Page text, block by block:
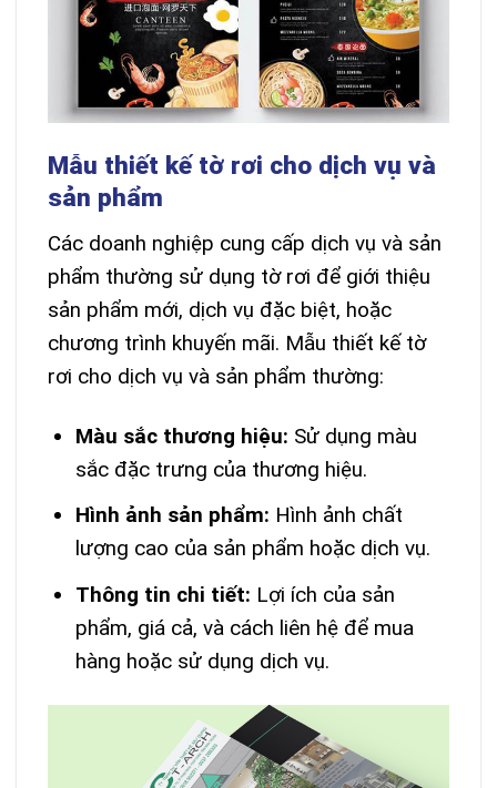
Mẫu thiết kế tờ rơi cho dịch vụ và
sản phẩm
Các doanh nghiệp cung cấp dịch vụ và sản
phẩm thường sử dụng tờ rơi để giới thiệu
sản phẩm mới, dịch vụ đặc biệt, hoặc
chương trình khuyến mãi. Mẫu thiết kế tờ
rơi cho dịch vụ và sản phẩm thường:
Màu sắc thương hiệu: Sử dụng màu
sắc đặc trưng của thương hiệu.
Hình ảnh sản phẩm: Hình ảnh chất
lượng cao của sản phẩm hoặc dịch vụ.
Thông tin chi tiết: Lợi ích của sản
phẩm, giá cả, và cách liên hệ để mua
hàng hoặc sử dụng dịch vụ.